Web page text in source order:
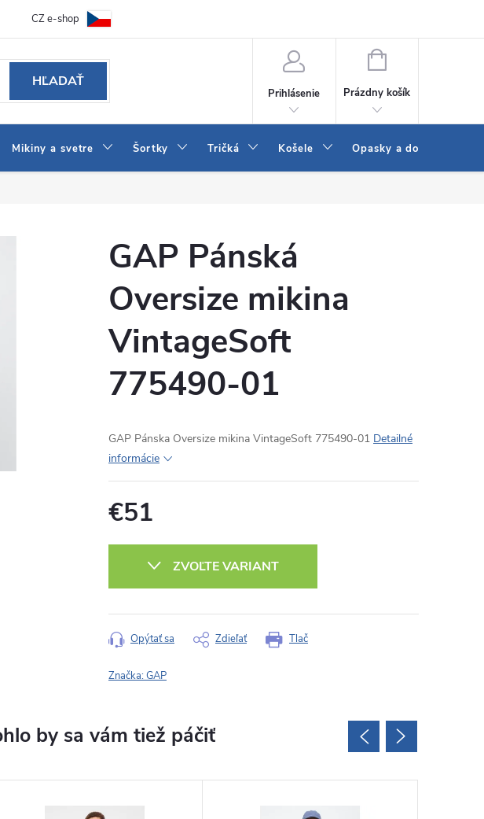
Ako vybrať džínsy Wrangler a LEE
CZ e-shop
HĽADAŤ
Prihlásenie
NÁKUPNÝ
Prázdny košík
Mikiny a svetre Šortky Tričká Košele Opasky a doplnky
GAP Pánská
Oversize mikina
VintageSoft
775490-01
GAP Pánska Oversize mikina VintageSoft 775490-01 Detailné
informácie
€51
ZVOĽTE VARIANT
Tlač
Opýtať sa Zdieľať
Značka:GAP